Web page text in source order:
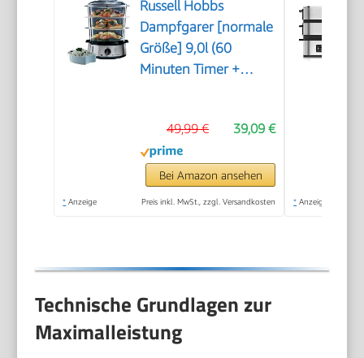
Russell Hobbs
Dampfgarer [normale
Größe] 9,0l (60
Minuten Timer +
Dampfgarbehälter +
Reisschale/Reiskocher
+ 6
Eierhalter/Eierkocher,
39,09 €
49,99 €
Bei Amazon ansehen
* Anzeige Preis inkl. MwSt., zzgl. Versandkosten * Anzeige
Technische Grundlagen zur
Maximalleistung